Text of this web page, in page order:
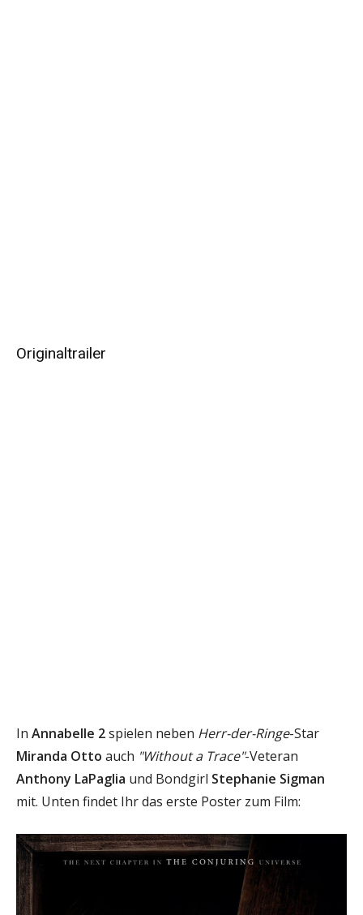
Originaltrailer
In Annabelle 2spielen neben Herr-der-Ringe-Star
Miranda Otto auch "Without a Trace"-Veteran
Anthony LaPaglia und Bondgirl Stephanie Sigman
mit. Unten findet Ihr das erste Poster zum Film: